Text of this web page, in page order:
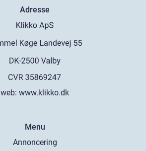
Adresse
web: www.klikko.dk
Menu
Annoncering